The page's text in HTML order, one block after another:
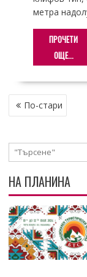
метра
ПРОЧЕТИ
ОЩЕ...
НАВИГАЦИЯ
По-стари
НА ПЛАНИНА